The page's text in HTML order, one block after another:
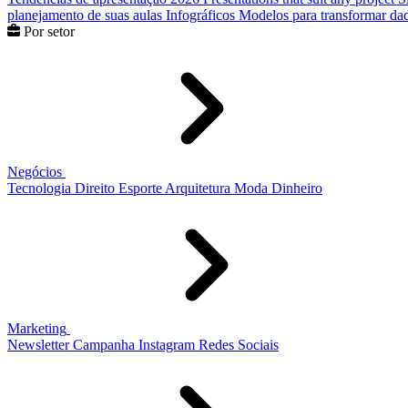
planejamento de suas aulas Infográficos Modelos para transformar
Por setor
Negócios
Tecnologia Direito Esporte Arquitetura Moda Dinheiro
Marketing
Newsletter Campanha Instagram Redes Sociais